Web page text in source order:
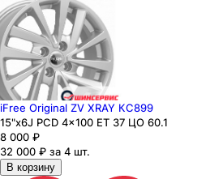
iFree Original ZV XRAY КС899
15"x6J PCD 4x100 ЕТ 37 ЦО 60.1
8 000 ₽
32 000 ₽ за 4 шт.
В корзину